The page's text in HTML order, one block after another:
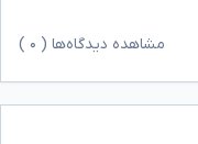
مشاهده دیدگاه‌ها ( ۰